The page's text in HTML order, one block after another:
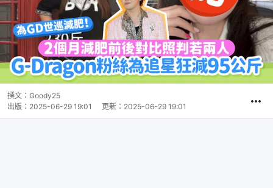
撰文： Goody25
出版： 2025-06-29 19:01 更新： 2025-06-29 19:01